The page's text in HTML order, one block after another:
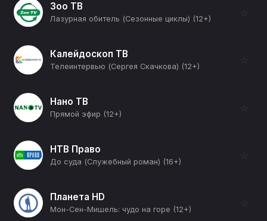
Зоо ТВ
Лазурная обитель (Сезонные циклы) (12+)
☆
Калейдоскоп ТВ
Телеинтервью (Сергея Скачкова) (12+)
☆
Нано ТВ
Прямой эфир (12+)
☆
НТВ Право
До суда (Служебный роман) (16+)
☆
Планета HD
Мон-Сен-Мишель: чудо на горе (12+)
☆